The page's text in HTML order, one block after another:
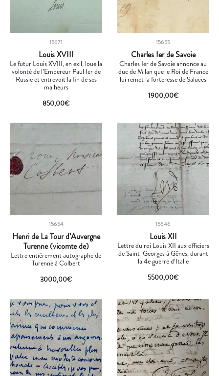
15671
Louis XVIII
Le futur Louis XVIII, en exil, loue la
volonté de l’Empereur Paul Ier de
Russie et entrevoit la fin de ses
malheurs
850,00€
15655
Charles Ier de Savoie
Charles Ier de Savoie annonce au
duc de Milan que le Roi de France
lui remet la forteresse de Saluces
1900,00€
15654
Henri de La Tour d’Auvergne
Turenne (vicomte de)
Lettre entièrement autographe de
Turenne à Colbert
3000,00€
15646
Louis XII
Lettre du roi Louis XII aux officiers
de Saint-Georges à Gênes, durant
la 4e guerre d’Italie
5500,00€